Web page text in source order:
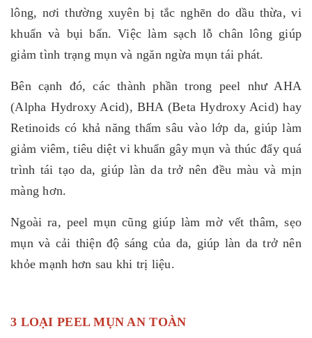
lông, nơi thường xuyên bị tắc nghẽn do dầu thừa, vi
khuẩn và bụi bẩn. Việc làm sạch lỗ chân lông giúp
giảm tình trạng mụn và ngăn ngừa mụn tái phát.
Bên cạnh đó, các thành phần trong peel như AHA
(Alpha Hydroxy Acid), BHA (Beta Hydroxy Acid) hay
Retinoids có khả năng thấm sâu vào lớp da, giúp làm
giảm viêm, tiêu diệt vi khuẩn gây mụn và thúc đẩy quá
trình tái tạo da, giúp làn da trở nên đều màu và mịn
màng hơn.
Ngoài ra, peel mụn cũng giúp làm mờ vết thâm, sẹo
mụn và cải thiện độ sáng của da, giúp làn da trở nên
khỏe mạnh hơn sau khi trị liệu.
3 LOẠI PEEL MỤN AN TOÀN